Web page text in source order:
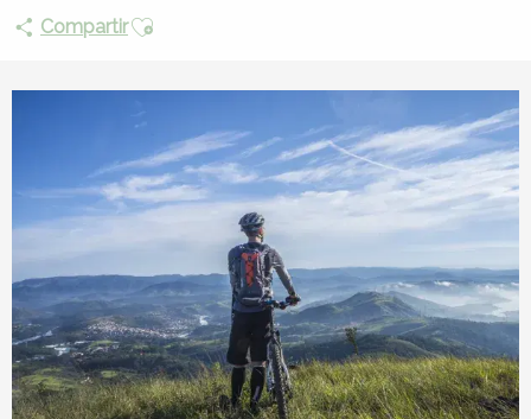
CompartirAjouter aux favoris